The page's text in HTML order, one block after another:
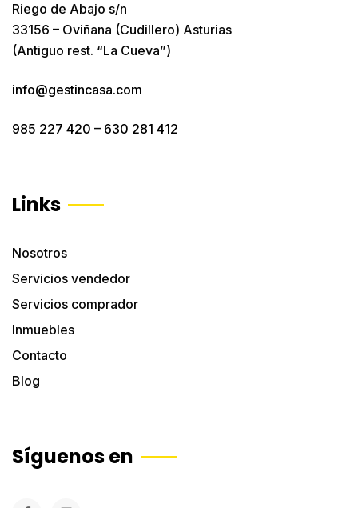
Riego de Abajo s/n
33156 – Oviñana (Cudillero) Asturias
(Antiguo rest. “La Cueva”)
info@gestincasa.com
985 227 420 – 630 281 412
Links
Nosotros
Servicios vendedor
Servicios comprador
Inmuebles
Contacto
Blog
Síguenos en